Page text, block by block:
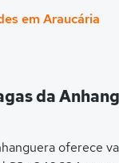
em Araucária
da
oferece